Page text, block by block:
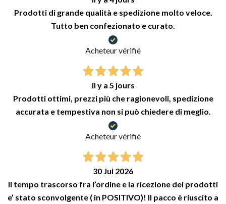
Prodotti di grande qualità e spedizione molto veloce.
Tutto ben confezionato e curato.
Acheteur vérifié
il y a 5 jours
Prodotti ottimi, prezzi più che ragionevoli, spedizione
accurata e tempestiva non si può chiedere di meglio.
Acheteur vérifié
30 Jui 2026
Il tempo trascorso fra l’ordine e la ricezione dei prodotti
e’ stato sconvolgente ( in POSITIVO)! Il pacco è riuscito a